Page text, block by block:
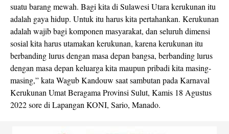
suatu barang mewah. Bagi kita di Sulawesi Utara kerukunan itu
adalah gaya hidup. Untuk itu harus kita pertahankan. Kerukunan
adalah wajib bagi komponen masyarakat, dan seluruh dimensi
sosial kita harus utamakan kerukunan, karena kerukunan itu
berbanding lurus dengan masa depan bangsa, berbanding lurus
dengan masa depan keluarga kita maupun pribadi kita masing-
masing,” kata Wagub Kandouw saat sambutan pada Karnaval
Kerukunan Umat Beragama Provinsi Sulut, Kamis 18 Agustus
2022 sore di Lapangan KONI, Sario, Manado.